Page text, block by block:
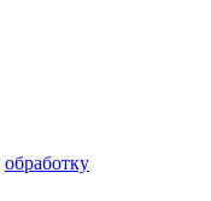
обработку